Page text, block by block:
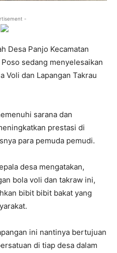
-
Desa Panjo Kecamatan
sedang menyelesaikan
Voli dan Lapangan Takrau
sarana dan
prestasi di
para pemuda pemudi.
desa mengatakan,
bola voli dan takraw ini,
bibit bibit bakat yang
ini nantinya bertujuan
di tiap desa dalam